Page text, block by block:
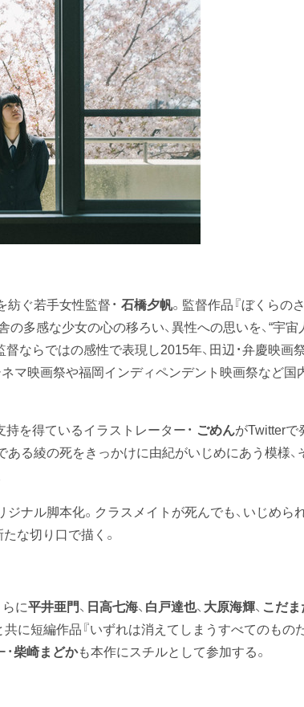
ぐ若手女性監督・ 石橋夕帆。監督作品『ぼくらのさ
多感な少女の心の移ろい、異性への思いを、“宇宙
ならではの感性で表現し2015年、田辺・弁慶映画
マ映画祭や福岡インディペンデント映画祭など国
を得ているイラストレーター・ ごめんがTwitterで
ある綾の死をきっかけに由紀がいじめにあう模様、
ナル脚本化。クラスメイトが死んでも、いじめら
な切り口で描く。
らに平井亜門、 日高七海、 白戸達也、 大原海輝、 こだま
に短編作品『いずれは消えてしまうすべてのもの
柴崎まどかも本作にスチルとして参加する。